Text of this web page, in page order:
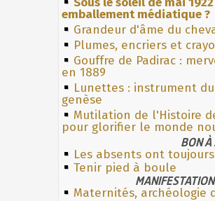
emballement médiatique ?
Grandeur d'âme du
Plumes, encriers et
Gouffre de Padirac :
en 1889
Lunettes : instrument
genèse
Mutilation de l'Histoire
pour glorifier le monde
BON À
Les absents ont
Tenir pied à boule
Maternités, archéologie